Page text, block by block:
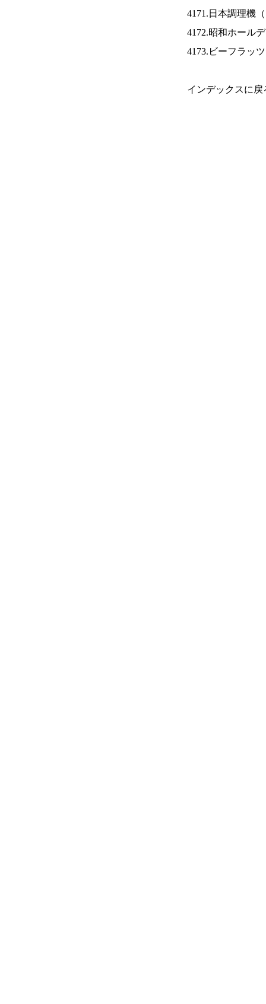
4171.日本調理機（
4172.昭和ホール
4173.ビーフラッ
インデックスに戻